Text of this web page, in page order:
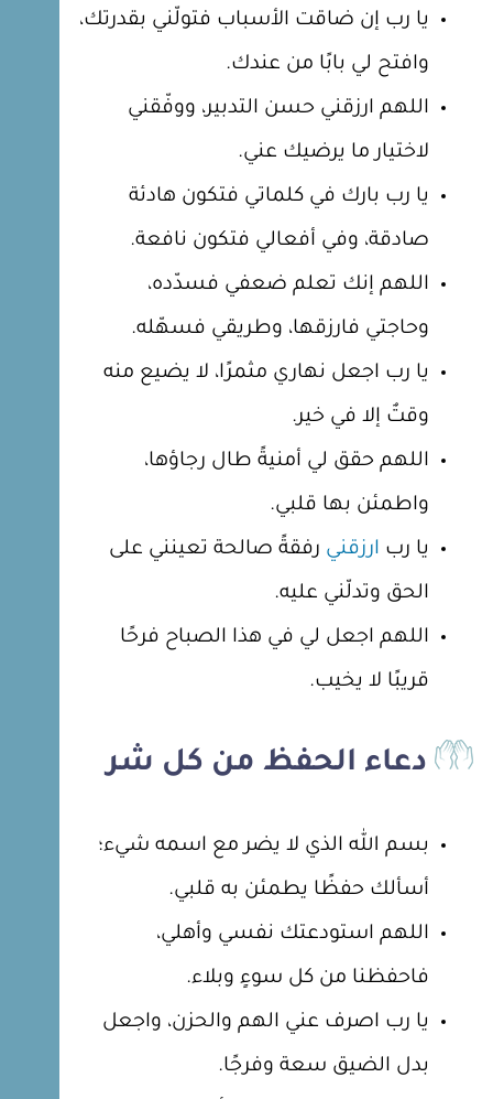
يا رب إن ضاقت الأسباب فتولّني بقدرتك،
وافتح لي بابًا من عندك.
اللهم ارزقني حسن التدبير، ووفّقني
لاختيار ما يرضيك عني.
يا رب بارك في كلماتي فتكون هادئة
صادقة، وفي أفعالي فتكون نافعة.
اللهم إنك تعلم ضعفي فسدّده،
وحاجتي فارزقها، وطريقي فسهّله.
يا رب اجعل نهاري مثمرًا، لا يضيع منه
وقتٌ إلا في خير.
اللهم حقق لي أمنيةً طال رجاؤها،
واطمئن بها قلبي.
يا رب ارزقني رفقةً صالحة تعينني على
الحق وتدلّني عليه.
اللهم اجعل لي في هذا الصباح فرحًا
قريبًا لا يخيب.
دعاء الحفظ من كل شر
بسم الله الذي لا يضر مع اسمه شيء؛
أسألك حفظًا يطمئن به قلبي.
اللهم استودعتك نفسي وأهلي،
فاحفظنا من كل سوءٍ وبلاء.
يا رب اصرف عني الهم والحزن، واجعل
بدل الضيق سعة وفرجًا.